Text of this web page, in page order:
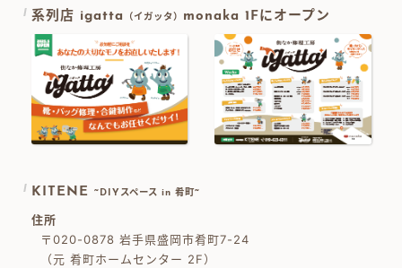
系列店 igatta （イガッタ） monaka 1Fにオープン
KITENE ~DIYスペース in 肴町~
住所
〒020-0878 岩手県盛岡市肴町7-24
（元 肴町ホームセンター 2F）